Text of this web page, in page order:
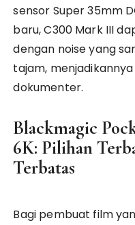
sensor Super 35mm
baru, C300 Mark III
dengan noise yang
tajam,
dokumenter.
Blackmagic
6K: Pilihan
Terbatas
Bagi pembuat film